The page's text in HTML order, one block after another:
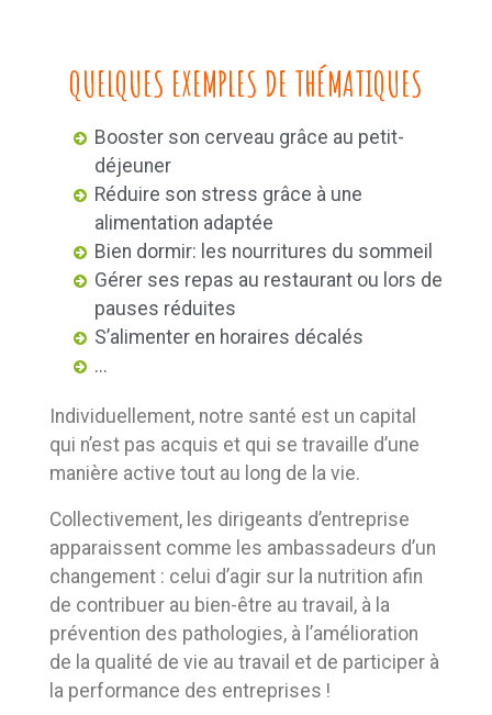
QUELQUES EXEMPLES DE THÉMATIQUES
Booster son cerveau grâce au petit-
déjeuner
Réduire son stress grâce à une
alimentation adaptée
Bien dormir: les nourritures du sommeil
Gérer ses repas au restaurant ou lors de
pauses réduites
S’alimenter en horaires décalés
...
Individuellement, notre santé est un capital
qui n’est pas acquis et qui se travaille d’une
manière active tout au long de la vie.
Collectivement, les dirigeants d’entreprise
apparaissent comme les ambassadeurs d’un
changement : celui d’agir sur la nutrition afin
de contribuer au bien-être au travail, à la
prévention des pathologies, à l’amélioration
de la qualité de vie au travail et de participer à
la performance des entreprises !